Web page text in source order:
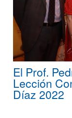
El Prof.
Lección
Díaz 2022